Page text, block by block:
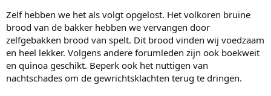
Zelf hebben we het als volgt opgelost. Het volkoren bruine
brood van de bakker hebben we vervangen door
zelfgebakken brood van spelt. Dit brood vinden wij voedzaam
en heel lekker. Volgens andere forumleden zijn ook boekweit
en quinoa geschikt. Beperk ook het nuttigen van
nachtschades om de gewrichtsklachten terug te dringen.